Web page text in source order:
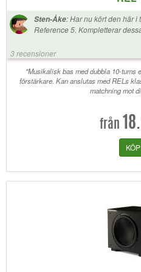
Sten-Åke:Har nu kört den här i
Reference 5. Kompletterar
för musik. Man märker
av den. Otroligt nöjd!
3 recensioner
"Musikalisk bas med dubbla 10-tums
förstärkare. Kan anslutas med RELs
matchning mot
från
KÖP